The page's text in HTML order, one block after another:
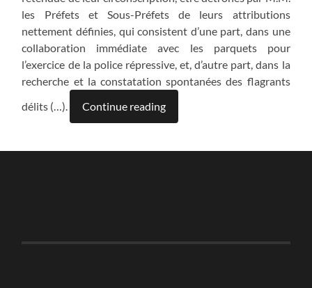
les Préfets et Sous-Préfets de leurs attributions
nettement définies, qui consistent d’une part, dans une
collaboration immédiate avec les parquets pour
l’exercice de la police répressive, et, d’autre part, dans la
recherche et la constatation spontanées des flagrants
délits (…).
Continue reading